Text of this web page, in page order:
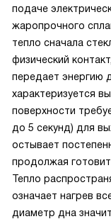
подаче
жаропрочного
тепло сначала
физический
передает энергию
характеризуется
поверхности
до 5 секунд) для
остывает
продолжая
Тепло
означает нагрев
диаметр дна